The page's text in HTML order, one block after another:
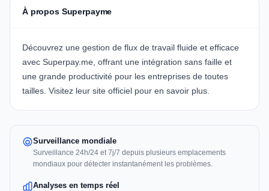
À propos Superpayme
Découvrez une gestion de flux de travail fluide et efficace
avec Superpay.me, offrant une intégration sans faille et
une grande productivité pour les entreprises de toutes
tailles. Visitez leur site officiel pour en savoir plus.
Surveillance mondiale
Surveillance 24h/24 et 7j/7 depuis plusieurs emplacements
mondiaux pour détecter instantanément les problèmes.
Analyses en temps réel